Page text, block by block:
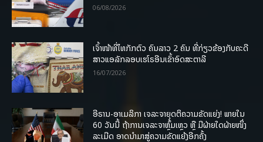
06/08/2026
ເຈົ້າໜ້າທີ່ໄທກັກຕົວ ຄົນລາວ 2 ຄົນ ທີ່ກ່ຽວຂ້ອງກັບຄະດີ
ສາວແອລັກລອບເຮໂຣອີນເຂົ້າອົດສະຕາລີ
16/07/2026
ອີຣານ-ອາເມລິກາ ເຈລະຈາຍຸດຕິຄວາມຂັດແຍ່ງ! ພາຍໃນ
60 ວັນນີ້ ຖ້າການເຈລະຈາຫຼົ້ມເຫຼວ ຫຼື ມີຝ່າຍໃດຝ່າຍໜຶ່ງ
ລະເມີດ ອາດນໍາມາສູ່ຄວາມຂັດແຍ້ງອີກຄັ້ງ